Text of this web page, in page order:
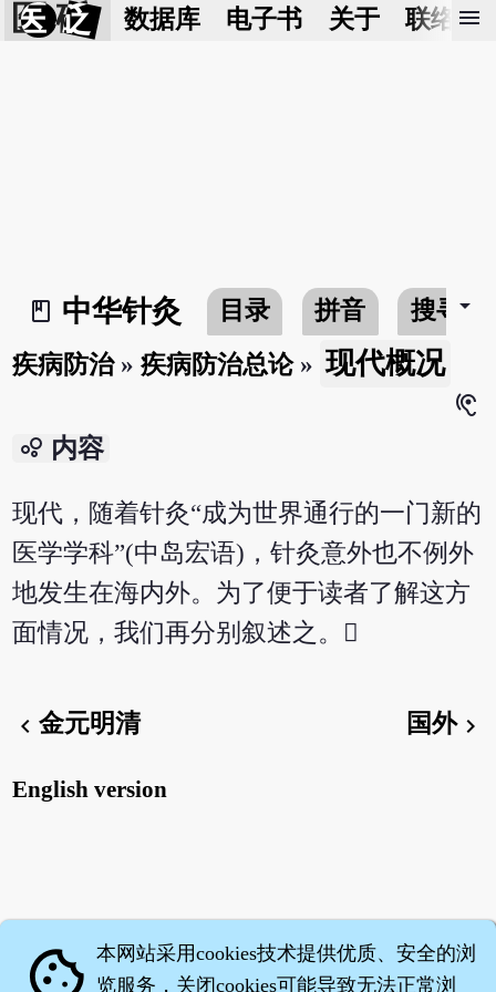
医 砭 数据库 电子书 关于 联络我
menu
book_2
中华针灸 目录 拼音 搜寻arrow_drop_down
疾病防治»疾病防治总论» 现代概况
hearing
bubble_chart 内容
现代，随着针灸“成为世界通行的一门新的
医学学科”(中岛宏语)，针灸意外也不例外
地发生在海内外。为了便于读者了解这方
面情况，我们再分别叙述之。
chevron_left金元明清 国外chevron_right
English version
cookie 本网站采用cookies技术提供优质、安全的浏
览服务，关闭cookies可能导致无法正常浏